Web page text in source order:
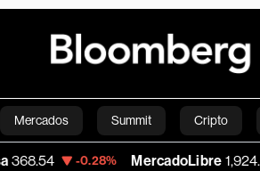
Mercados Summit Cripto
Economía Estilo de vida
MercadoLibre 1,924.95 +1.85%